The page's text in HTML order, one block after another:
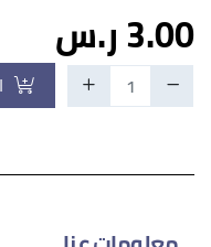
3.00 ر.س